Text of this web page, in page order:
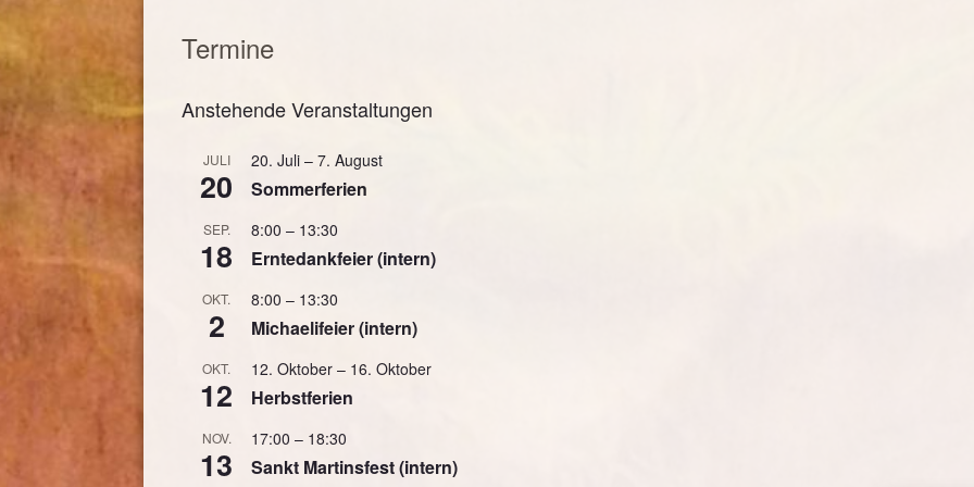
Termine
Anstehende Veranstaltungen
JULI
20
20. Juli – 7. August
Sommerferien
SEP.
18
8:00 – 13:30
Erntedankfeier (intern)
OKT.
2
8:00 – 13:30
Michaelifeier (intern)
OKT.
12
12. Oktober – 16. Oktober
Herbstferien
NOV.
13
17:00 – 18:30
Sankt Martinsfest (intern)